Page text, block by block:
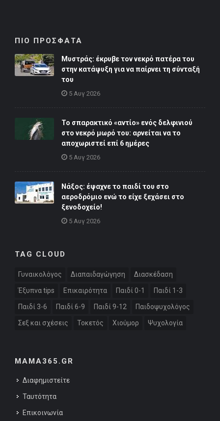
ΠΙΟ ΠΡΟΣΦΑΤΑ
Μυστράς: έκρυβε τον νεκρό πατέρα του
στην κατάψυξη για να παίρνει τη σύνταξή
του
5 Αυγ 2026
Το σπαρακτικό «αντίο» ενός δελφινιού
στο νεκρό μωρό του: αρνείται να το
αποχωριστεί επί 6 ημέρες
5 Αυγ 2026
Νάξος: έψαχνε το παιδί του στο
αεροδρόμιο ενώ το είχε ξεχάσει στο
ξενοδοχείο!
5 Αυγ 2026
TAG CLOUD
Γυναικολόγος Διαπαιδαγώγηση Διασκέδαση
Έξυπνα tips Επικαιρότητα Παιδί 0-1 Παιδί 1-3
Παιδί 3-6 Παιδί 6-9 Παιδί 9-12 Παιδοψυχολόγος
Σεξ και σχέσεις Τοκετός Χιούμορ Ψυχολογία
MAMA365.GR
Διαφημιστείτε
Ταυτότητα
Επικοινωνία